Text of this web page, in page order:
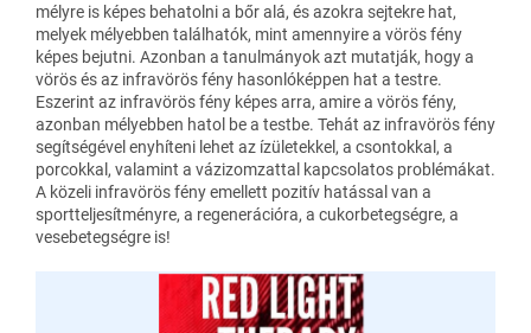
mélyre is képes behatolni a bőr alá, és azokra sejtekre hat,
melyek mélyebben találhatók, mint amennyire a vörös fény
képes bejutni. Azonban a tanulmányok azt mutatják, hogy a
vörös és az infravörös fény hasonlóképpen hat a testre.
Eszerint az infravörös fény képes arra, amire a vörös fény,
azonban mélyebben hatol be a testbe. Tehát az infravörös fény
segítségével enyhíteni lehet az ízületekkel, a csontokkal, a
porcokkal, valamint a vázizomzattal kapcsolatos problémákat.
A közeli infravörös fény emellett pozitív hatással van a
sportteljesítményre, a regenerációra, a cukorbetegségre, a
vesebetegségre is!